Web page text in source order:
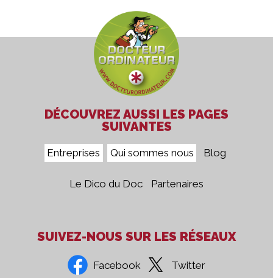
DÉCOUVREZ AUSSI LES PAGES
SUIVANTES
Entreprises Qui sommes nous Blog
Le Dico du Doc Partenaires
SUIVEZ-NOUS SUR LES RÉSEAUX
Facebook Twitter